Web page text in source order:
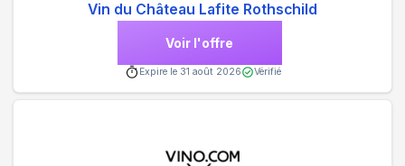
Vin du Château Lafite Rothschild
Voir l'offre
Expire le 31 août 2026 Vérifié